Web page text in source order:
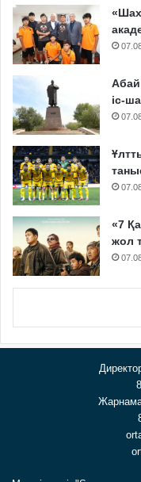
Абай
іс-
«7
жол
Жарнама